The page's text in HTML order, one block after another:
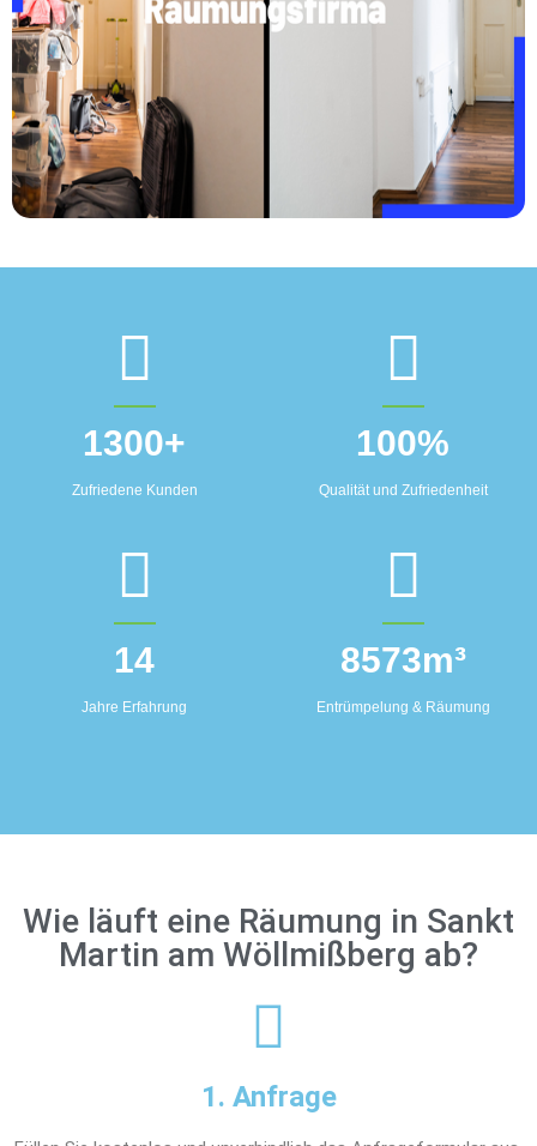
1300+
Zufriedene Kunden
100%
Qualität und Zufriedenheit
14
Jahre Erfahrung
8573m³
Entrümpelung & Räumung
Wie läuft eine Räumung in Sankt
Martin am Wöllmißberg ab?
1. Anfrage